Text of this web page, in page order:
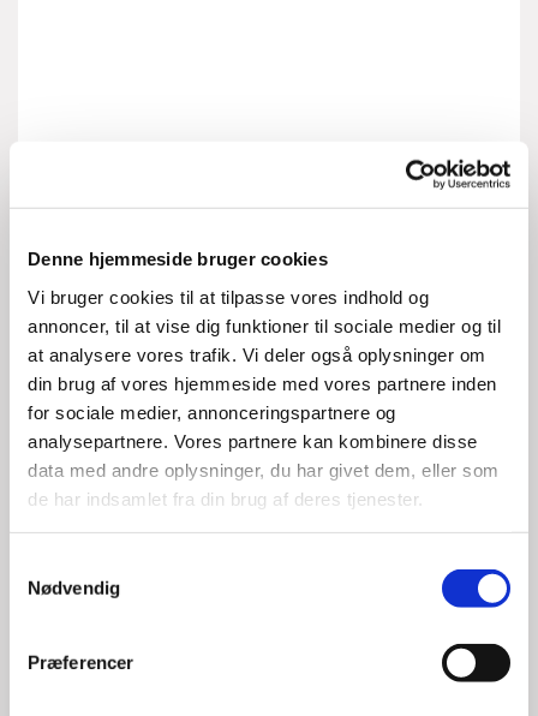
Denne hjemmeside bruger cookies
Vi bruger cookies til at tilpasse vores indhold og
annoncer, til at vise dig funktioner til sociale medier og til
at analysere vores trafik. Vi deler også oplysninger om
din brug af vores hjemmeside med vores partnere inden
for sociale medier, annonceringspartnere og
analysepartnere. Vores partnere kan kombinere disse
data med andre oplysninger, du har givet dem, eller som
de har indsamlet fra din brug af deres tjenester.
Nødvendig
Præferencer
Du vil måske også kunne lide...